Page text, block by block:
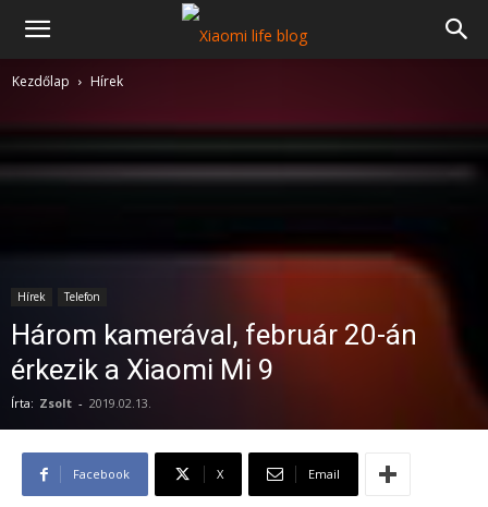
Kezdőlap Hírek
Hírek Telefon
Három kamerával, február 20-án
érkezik a Xiaomi Mi 9
Írta: Zsolt - 2019.02.13.
Facebook X Email